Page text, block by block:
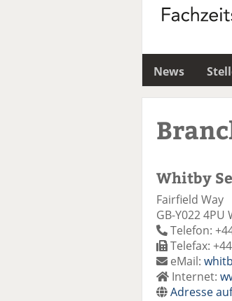
News
Whitby
Fairfield Way
GB-Y022 4PU
Telefon:
Telefax:
eMail:
Internet:
Adresse